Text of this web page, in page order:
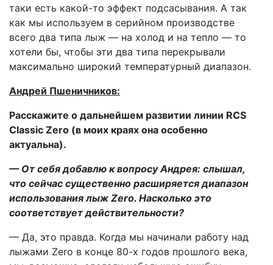
таки есть какой-то эффект подсасывания. А так
как мы используем в серийном производстве
всего два типа лыж — на холод и на тепло — то
хотели бы, чтобы эти два типа перекрывали
максимально широкий температурный диапазон.
Андрей Пшеничников:
Расскажите о дальнейшем развитии линии RCS
Classic Zero (в моих краях она особенно
актуальна).
— От себя добавлю к вопросу Андрея: слышал,
что сейчас существенно расширяется диапазон
использования лыж Zero. Насколько это
соответствует действительности?
— Да, это правда. Когда мы начинали работу над
лыжами Zero в конце 80-х годов прошлого века,